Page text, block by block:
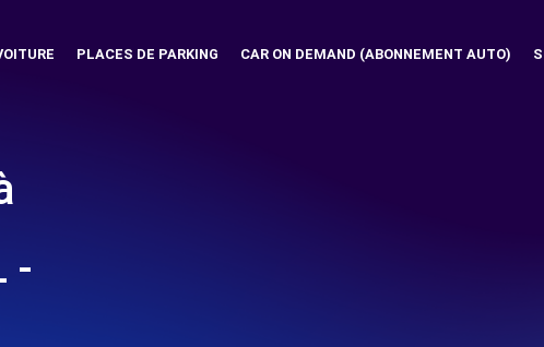
PLACES DE PARKING CAR ON DEMAND (ABONNEMENT AUTO)
-